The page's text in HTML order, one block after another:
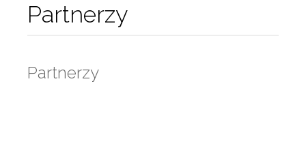
Partnerzy
Partnerzy